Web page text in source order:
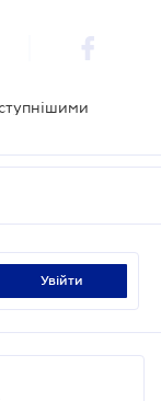
увійти